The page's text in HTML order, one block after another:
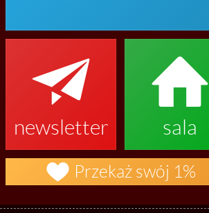

newsletter

sala
 Przekaż swój 1%